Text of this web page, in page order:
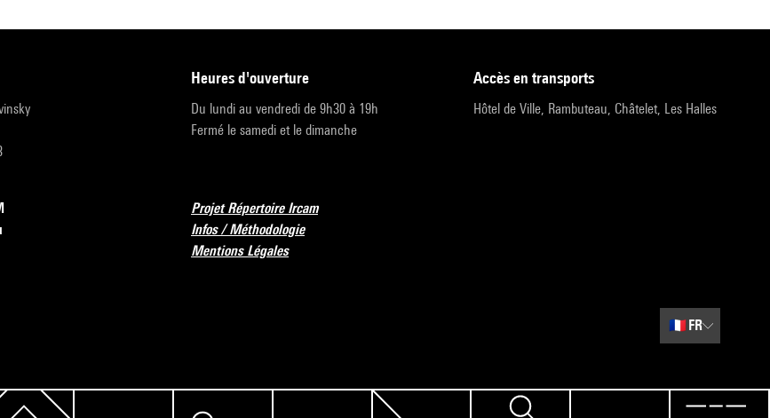
heures d'ouverture
Du lundi au vendredi de 9h30 à 19h
Fermé le samedi et le dimanche
accès en transports
Hôtel de Ville, Rambuteau, Châtelet, Les Halles
Projet Répertoire Ircam
Infos / Méthodologie
Mentions Légales
🇫🇷 FR